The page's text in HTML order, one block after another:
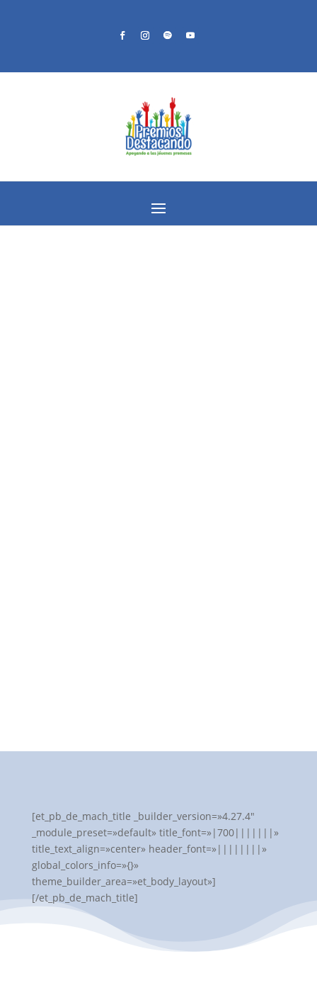
[et_pb_de_mach_title _builder_version=»4.27.4″
_module_preset=»default» title_font=»|700|||||||»
title_text_align=»center» header_font=»||||||||»
global_colors_info=»{}»
theme_builder_area=»et_body_layout»]
[/et_pb_de_mach_title]